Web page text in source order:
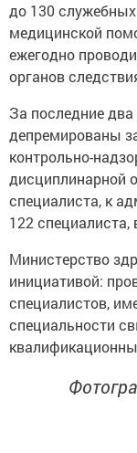
до 130
медицинской
ежегодно
органов
За последние
депремированы
контрольно-
дисциплинарной
специалиста, к
122 специалиста,
Министерство
инициативой:
специалистов,
специальности